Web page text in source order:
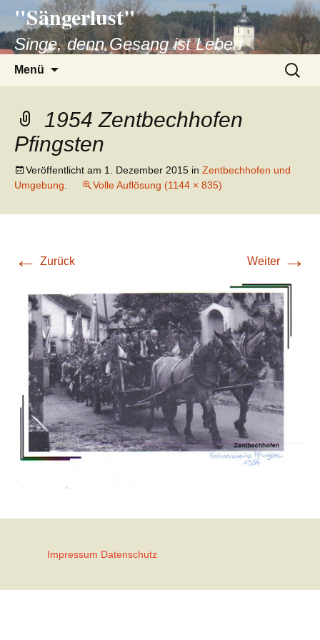
"Sängerlust"
Singe, denn Gesang ist Leben
Menü
Suchen
nach:
1954 Zentbechhofen
Pfingsten
Veröffentlicht am 1. Dezember 2015 in Zentbechhofen und
Umgebung
Volle Auflösung (1144 × 835)
← Zurück Weiter →
Impressum Datenschutz